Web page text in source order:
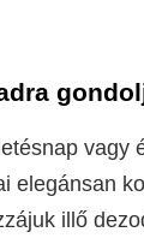
vagy
elegánsan
illő